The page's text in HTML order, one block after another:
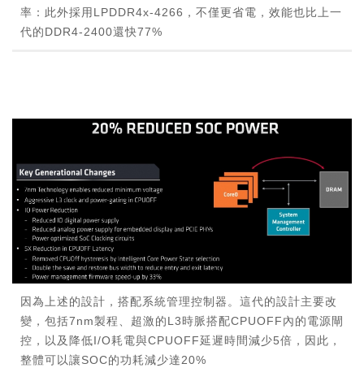
率：此外採用LPDDR4x-4266，不僅更省電，效能也比上一
代的DDR4-2400還快77%
因為上述的設計，搭配系統管理控制器。這代的設計主要改
變，包括7nm製程、超激的L3時脈搭配CPUOFF內的電源閘
控，以及降低I/O耗電與CPUOFF延遲時間減少5倍，因此，
整體可以讓SOC的功耗減少達20%